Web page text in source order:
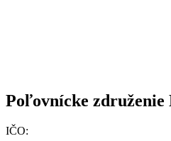
Poľovnícke združenie
IČO: